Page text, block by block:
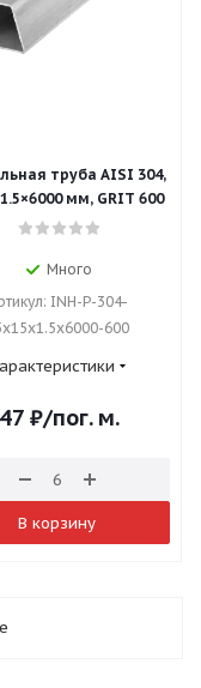
труба AISI 304,
мм, GRIT 600
Много
INH-P-304-
600
₽/пог. м.
В корзину